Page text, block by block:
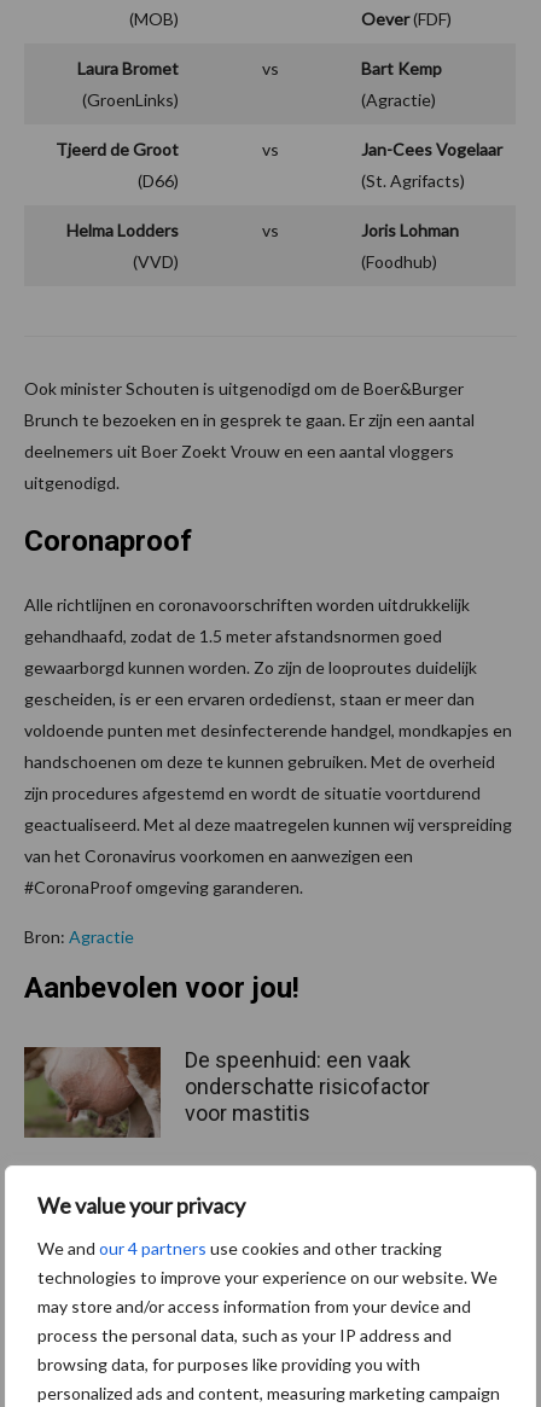
We value your privacy
We and our 4 partners use cookies and other tracking
technologies to improve your experience on our website. We
may store and/or access information from your device and
process the personal data, such as your IP address and
browsing data, for purposes like providing you with
personalized ads and content, measuring marketing campaign
(MOB)
Oever(FDF)
Laura Bromet
(GroenLinks)
vs
Bart Kemp
(Agractie)
Tjeerd de Groot
(D66)
vs
Jan-Cees Vogelaar
(St. Agrifacts)
Helma Lodders
(VVD)
vs
Joris Lohman
(Foodhub)
Ook minister Schouten is uitgenodigd om de Boer&Burger
Brunch te bezoeken en in gesprek te gaan. Er zijn een aantal
deelnemers uit Boer Zoekt Vrouw en een aantal vloggers
uitgenodigd.
Coronaproof
Alle richtlijnen en coronavoorschriften worden uitdrukkelijk
gehandhaafd, zodat de 1.5 meter afstandsnormen goed
gewaarborgd kunnen worden. Zo zijn de looproutes duidelijk
gescheiden, is er een ervaren ordedienst, staan er meer dan
voldoende punten met desinfecterende handgel, mondkapjes en
handschoenen om deze te kunnen gebruiken. Met de overheid
zijn procedures afgestemd en wordt de situatie voortdurend
geactualiseerd. Met al deze maatregelen kunnen wij verspreiding
van het Coronavirus voorkomen en aanwezigen een
#CoronaProof omgeving garanderen.
Bron: Agractie
Aanbevolen voor jou!
De speenhuid: een vaak
onderschatte risicofactor
voor mastitis
ForFarmers ziet volume en
marktaandeel groeien in
krimpende Nederlandse
markt
Tien praktische tips voor